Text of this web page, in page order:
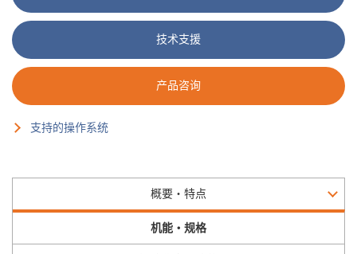
技术支援
产品咨询
支持的操作系统
概要・特点
机能・规格